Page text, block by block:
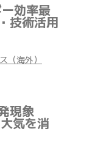
効率最
技術活用
（海外）
現象
気を消